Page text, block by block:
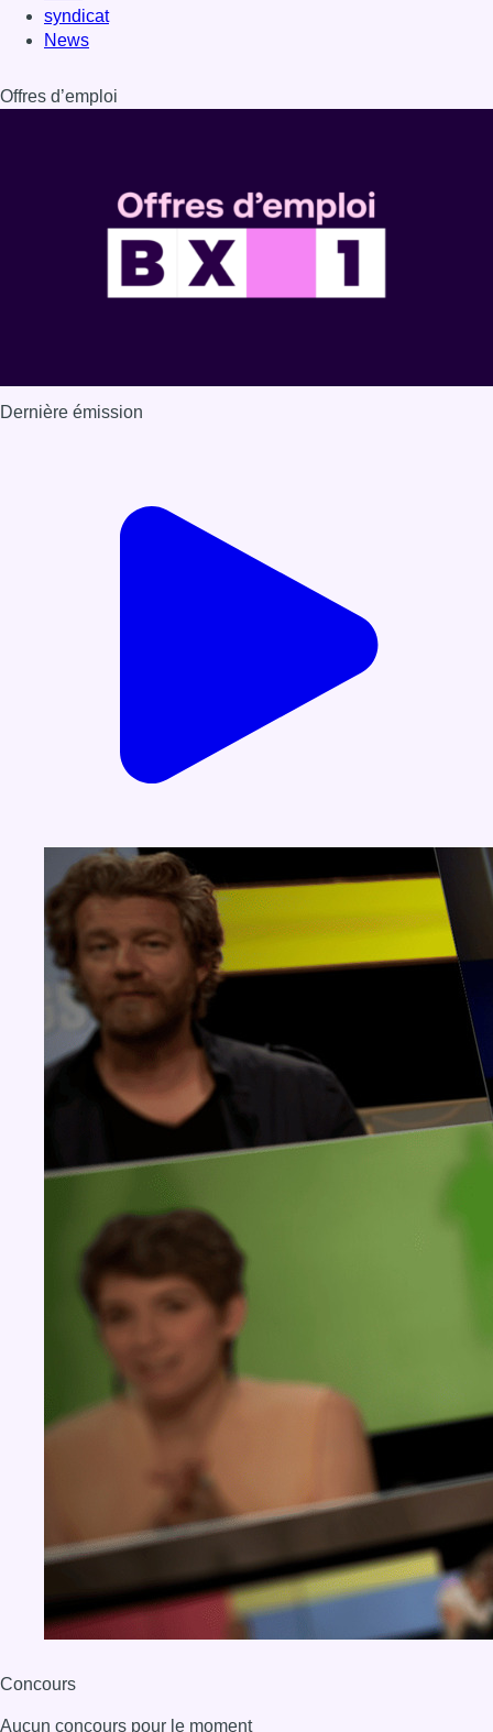
Aucun concours pour le moment